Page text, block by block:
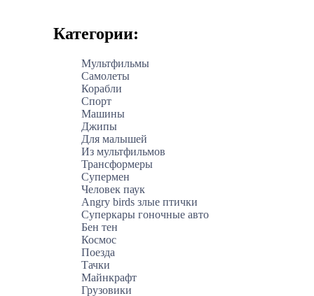
Категории:
Мультфильмы
Самолеты
Корабли
Спорт
Машины
Джипы
Для малышей
Из мультфильмов
Трансформеры
Супермен
Человек паук
Angry birds злые птички
Суперкары гоночные авто
Бен тен
Космос
Поезда
Тачки
Майнкрафт
Грузовики